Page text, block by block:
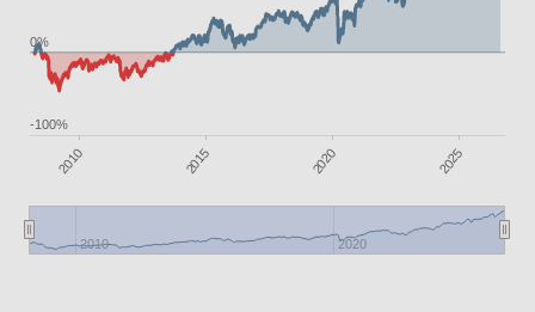
2010 2015 2020 2025
2010 2020
-100%
0%